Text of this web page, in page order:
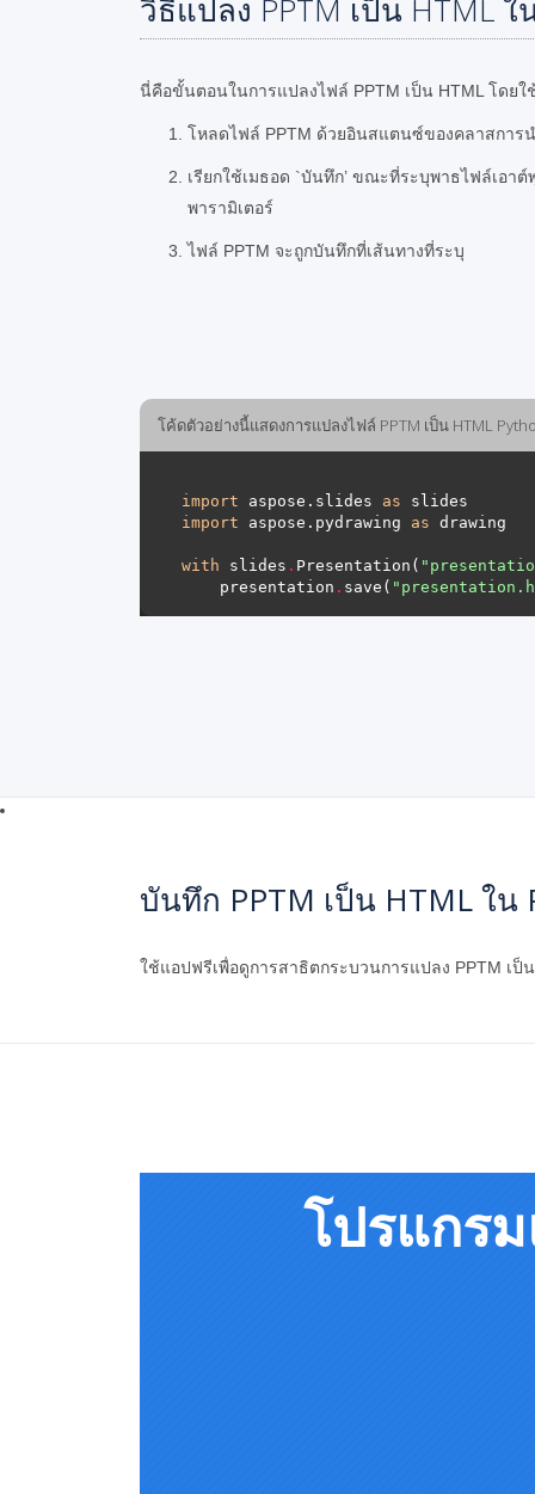
วิธีแปลง PPTM เป็น HTML ใ
นี่คือขั้นตอนในการแปลงไฟล์ PPTM เป็น HTML โดยใ
โหลดไฟล์ PPTM ด้วยอินสแตนซ์ของคลาสการ
เรียกใช้เมธอด `บันทึก’ ขณะที่ระบุพาธไฟล์เอาต์
พารามิเตอร์
ไฟล์ PPTM จะถูกบันทึกที่เส้นทางที่ระบุ
โค้ดตัวอย่างนี้แสดงการแปลงไฟล์ PPTM เป็น HTML
import aspose.slides as
import aspose.pydrawing as
with slides . Presentation(
    presentation
. save(
บันทึก PPTM เป็น HTML ใน
ใช้แอปฟรีเพื่อดูการสาธิตกระบวนการแปลง PPTM เป็น